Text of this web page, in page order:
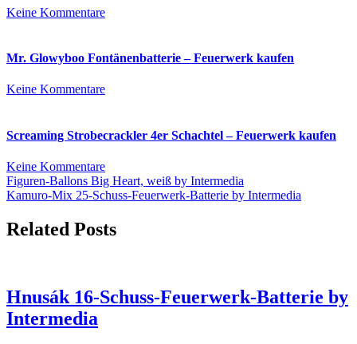
kaufen
Keine Kommentarezu
Schachtel
kaufen
Mr. Glowyboo Fontänenbatterie – Feuerwerk kaufen
Keine Kommentarezu
Fontänenbatterie
–
kaufen
Screaming Strobecrackler 4er Schachtel – Feuerwerk kaufen
Keine Kommentarezu
Screaming
Strobecrackler
Schachtel
–
Beitrags-
Navigation
Figuren-Ballons Big Heart, weiß by Intermedia
Kamuro-Mix 25-Schuss-Feuerwerk-Batterie by Intermedia
Related Posts
Hnusák 16-Schuss-Feuerwerk-Batterie by
Intermedia